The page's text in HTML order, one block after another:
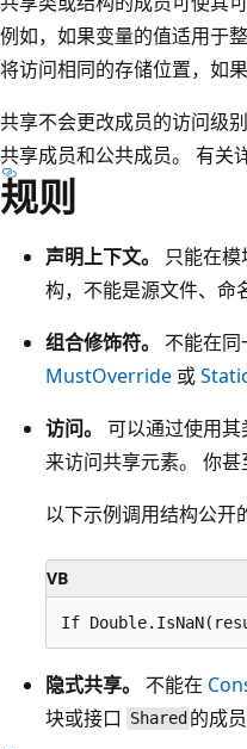
例如，如果变量的值适用于
将访问相同的存储位置，如
共享不会更改成员的访问级
共享成员和公共成员。 有关
规则
声明上下文。 只能在
构，不能是源文件、命
组合修饰符。
不能在
MustOverride 或
访问。 可以通过使用
来访问共享元素。 你
以下示例调用结构公开
VB
隐式共享。 不能在
块或接口
Shared 的成